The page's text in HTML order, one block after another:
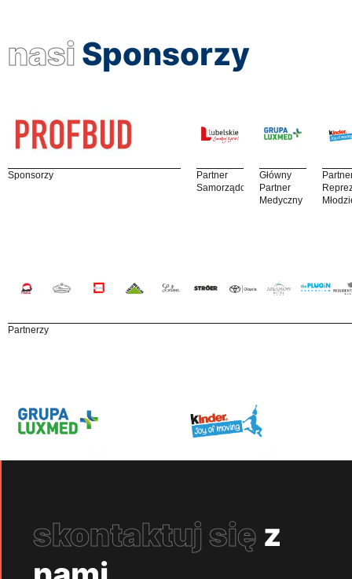
nasi Sponsorzy
Sponsorzy
Partner
Samorządowy
Główny
Partner
Medyczny
Partnerzy
skontaktuj się z